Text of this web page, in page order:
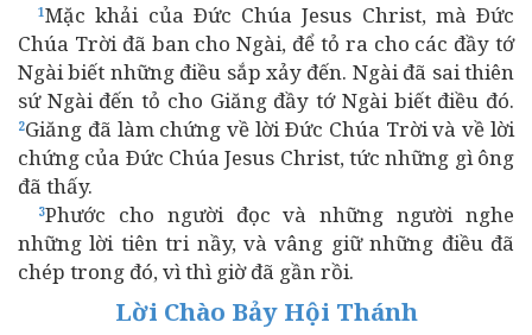
1Mặc khải của Ðức Chúa Jesus Christ, mà Ðức
Chúa Trời đã ban cho Ngài, để tỏ ra cho các đầy tớ
Ngài biết những điều sắp xảy đến. Ngài đã sai thiên
sứ Ngài đến tỏ cho Giăng đầy tớ Ngài biết điều đó.
2Giăng đã làm chứng về lời Ðức Chúa Trời và về lời
chứng của Ðức Chúa Jesus Christ, tức những gì ông
đã thấy.
3Phước cho người đọc và những người nghe
những lời tiên tri nầy, và vâng giữ những điều đã
chép trong đó, vì thì giờ đã gần rồi.
Lời Chào Bảy Hội Thánh